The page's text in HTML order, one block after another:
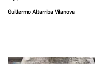
Guillermo Altarriba Vilanova